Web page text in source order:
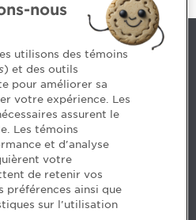
800, Montréal (Québec)
à notre équipe >
dans votre carrière? Voyez
nous
utilisons des témoins
) et des outils
pour améliorer sa
votre expérience. Les
assurent le
Les témoins
et d'analyse
votre
de retenir vos
préférences ainsi que
sur l'utilisation